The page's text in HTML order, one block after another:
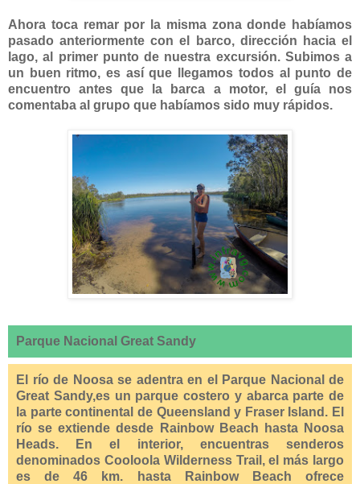
Ahora toca remar por la misma zona donde habíamos
pasado anteriormente con el barco, dirección hacia el
lago, al primer punto de nuestra excursión. Subimos a
un buen ritmo, es así que llegamos todos al punto de
encuentro antes que la barca a motor, el guía nos
comentaba al grupo que habíamos sido muy rápidos.
Parque Nacional Great Sandy
El río de Noosa se adentra en el Parque Nacional de
Great Sandy,es un parque costero y abarca parte de
la parte continental de Queensland y Fraser Island. El
río se extiende desde Rainbow Beach hasta Noosa
Heads. En el interior, encuentras senderos
denominados Cooloola Wilderness Trail, el más largo
es de 46 km. hasta Rainbow Beach ofrece